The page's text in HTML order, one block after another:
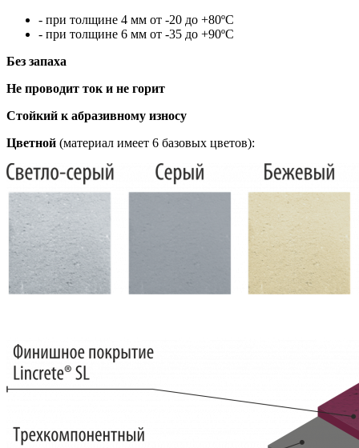
- при толщине 4 мм от -20 до +80ºC
- при толщине 6 мм от -35 до +90ºC
Без запаха
Не проводит ток и не горит
Стойкий к абразивному износу
Цветной (материал имеет 6 базовых цветов):